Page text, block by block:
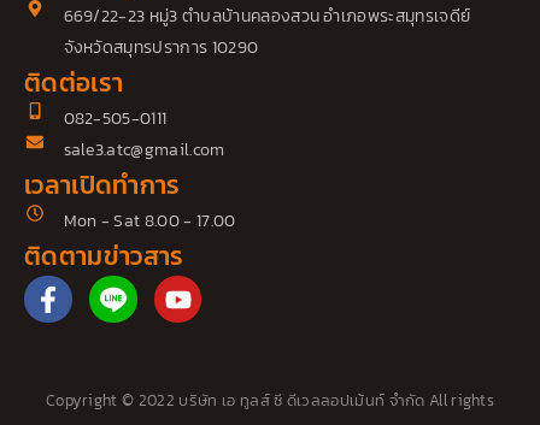
669/22-23 หมู่3 ตำบลบ้านคลองสวน อำเภอพระสมุทรเจดีย์
จังหวัดสมุทรปราการ 10290
ติดต่อเรา
082-505-0111
sale3.atc@gmail.com
เวลาเปิดทำการ
Mon - Sat 8.00 - 17.00
ติดตามข่าวสาร
F
a
b
Y
o
u
Copyright © 2022 บริษัท เอ ทูลส์ ซี ดีเวลลอปเม้นท์ จำกัด All rights